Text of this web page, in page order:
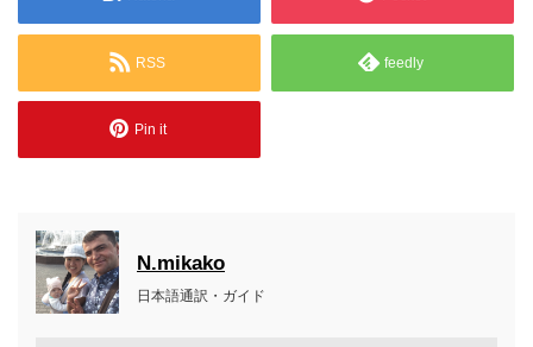
RSS feedly
Pin it
N.mikako
日本語通訳・ガイド